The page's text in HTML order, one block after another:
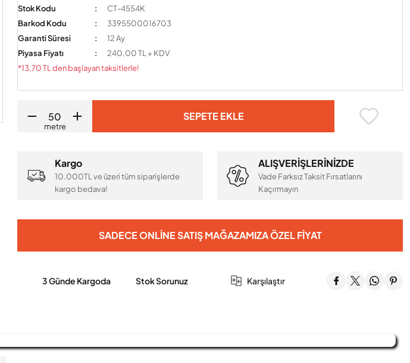
Stok Kodu
CT-4554K
Barkod Kodu
3395500016703
Garanti Süresi
12 Ay
Piyasa Fiyatı
240,00 TL + KDV
*13,70 TL den başlayan taksitlerle!
metre
SEPETE EKLE
Kargo
10.000TL ve üzeri tüm siparişlerde
kargo bedava!
ALIŞVERİŞLERİNİZDE
Vade Farksız Taksit Fırsatlarını
Kaçırmayın
SADECE ONLINE SATIŞ MAĞAZAMIZA ÖZEL FIYAT
3 Günde Kargoda Stok Sorunuz Karşılaştır